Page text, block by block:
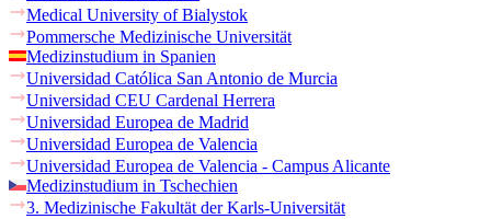
Medical University of Bialystok
Pommersche Medizinische Universität
Medizinstudium in Spanien
Universidad Católica San Antonio de Murcia
Universidad CEU Cardenal Herrera
Universidad Europea de Madrid
Universidad Europea de Valencia
Universidad Europea de Valencia - Campus Alicante
Medizinstudium in Tschechien
3. Medizinische Fakultät der Karls-Universität